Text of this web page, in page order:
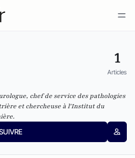
1
Articles
chef de service des pathologies
et chercheuse à l'Institut du